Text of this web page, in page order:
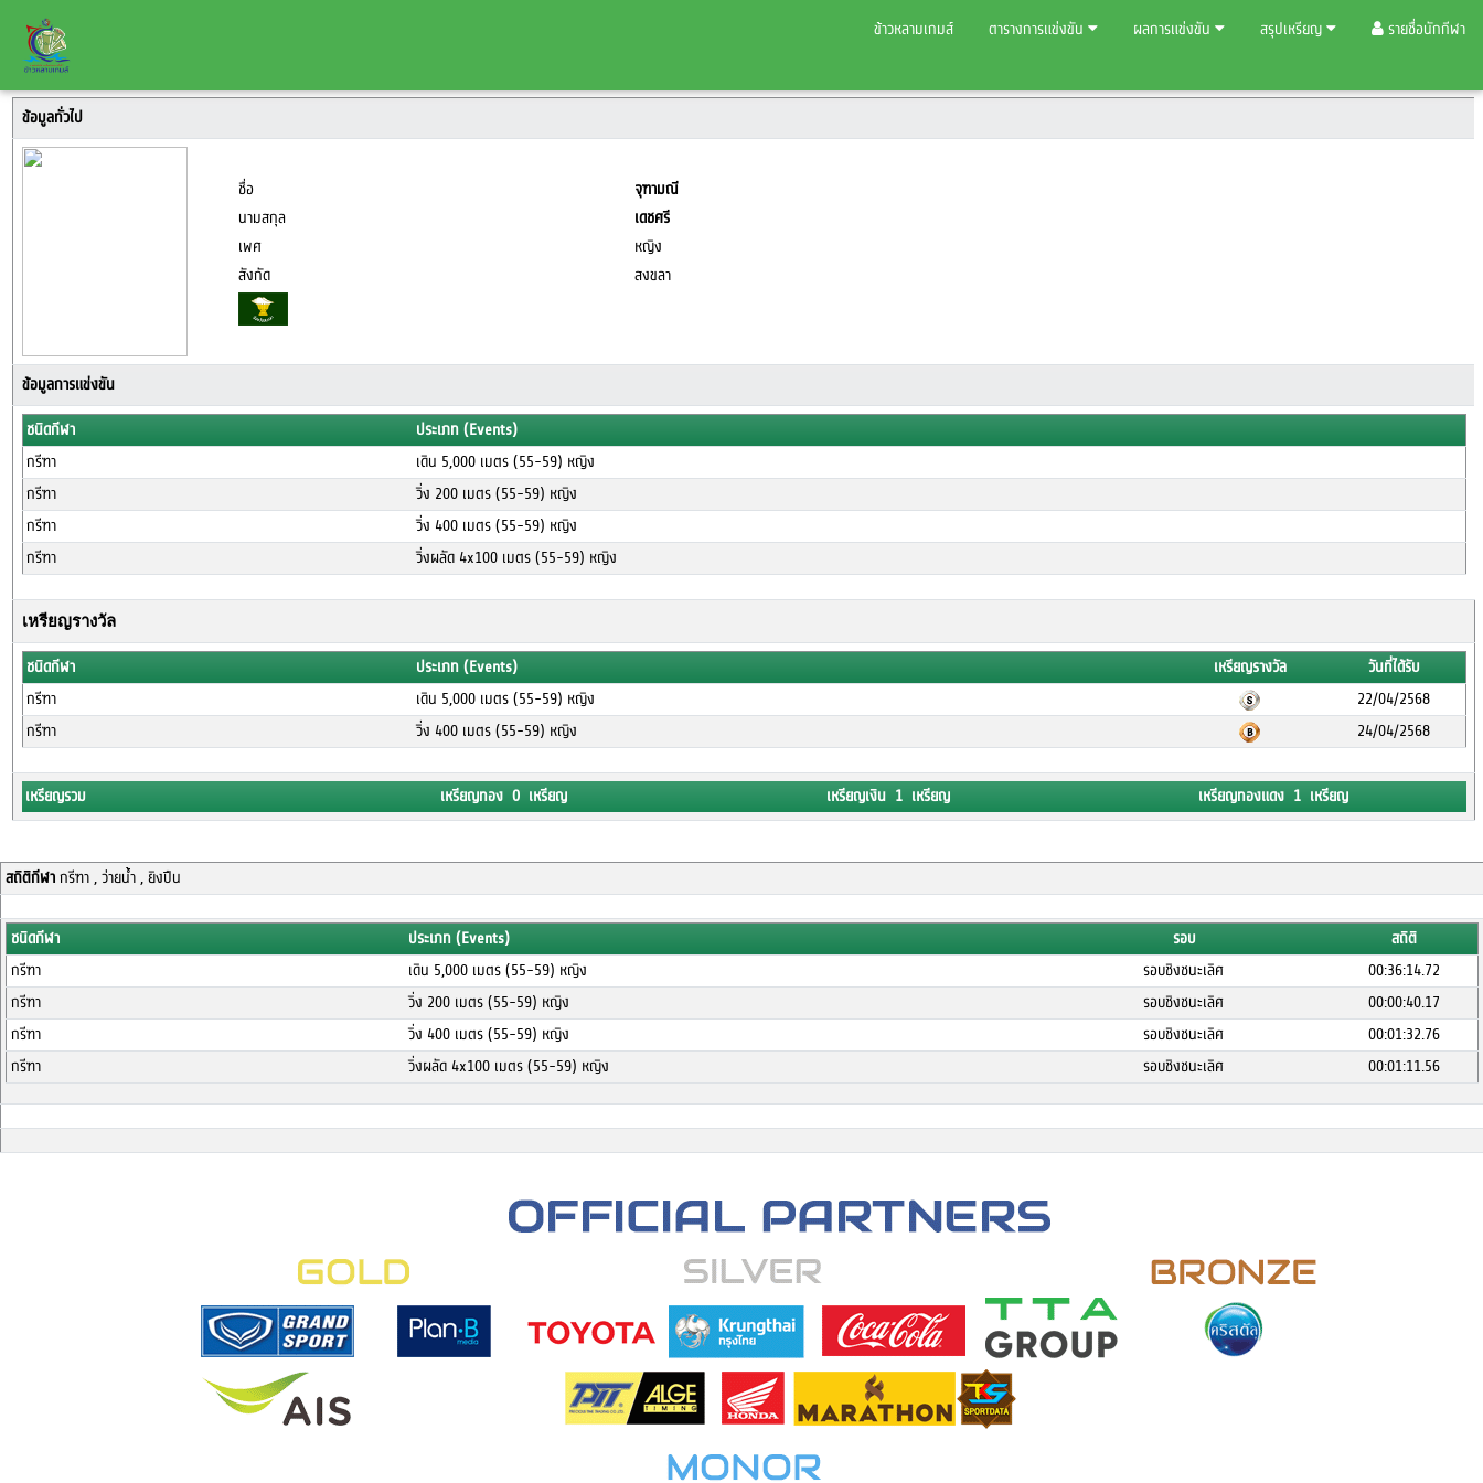
ข้าวหลามเกมส์ ตารางการแข่งขัน ผลการแข่งขัน สรุปเหรียญ รายชื่อนักกีฬา
ข้อมูลทั่วไป
ชื่อ
จุฑามณี
นามสกุล
เดชศรี
เพศ
หญิง
สังกัด
สงขลา
ข้อมูลการแข่งขัน
ชนิดกีฬา
ประเภท (Events)
กรีฑา
เดิน 5,000 เมตร (55-59) หญิง
กรีฑา
วิ่ง 200 เมตร (55-59) หญิง
กรีฑา
วิ่ง 400 เมตร (55-59) หญิง
กรีฑา
วิ่งผลัด 4x100 เมตร (55-59) หญิง
เหรียญรางวัล
ชนิดกีฬา ประเภท (Events) เหรียญรางวัล
วันที่ได้รับ
กรีฑา
เดิน 5,000 เมตร (55-59) หญิง
22/04/2568
กรีฑา
วิ่ง 400 เมตร (55-59) หญิง 24/04/2568
เหรียญรวม เหรียญทอง 0 เหรียญ เหรียญเงิน 1 เหรียญ เหรียญทองแดง 1 เหรียญ
สถิติกีฬากรีฑา , ว่ายน้ำ , ยิงปืน
ชนิดกีฬา ประเภท (Events) รอบ
สถิติ
กรีฑา
เดิน 5,000 เมตร (55-59) หญิง รอบชิงชนะเลิศ
00:36:14.72
กรีฑา
วิ่ง 200 เมตร (55-59) หญิง รอบชิงชนะเลิศ
00:00:40.17
กรีฑา
วิ่ง 400 เมตร (55-59) หญิง รอบชิงชนะเลิศ
00:01:32.76
กรีฑา
วิ่งผลัด 4x100 เมตร (55-59) หญิง รอบชิงชนะเลิศ 00:01:11.56